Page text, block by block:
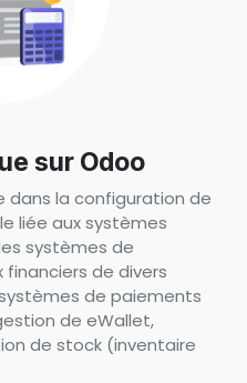
sur Odoo
dans la configuration de
liée aux systèmes
systèmes de
de divers
de paiements
de eWallet,
de stock (inventaire